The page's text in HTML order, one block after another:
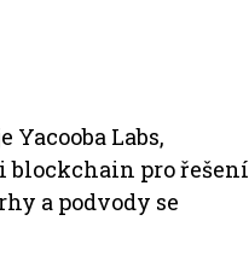
Labs,
blockchain pro řešení
a podvody se